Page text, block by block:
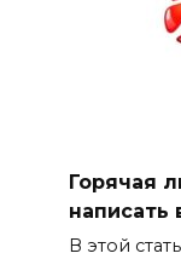
Горячая
написать
В этой